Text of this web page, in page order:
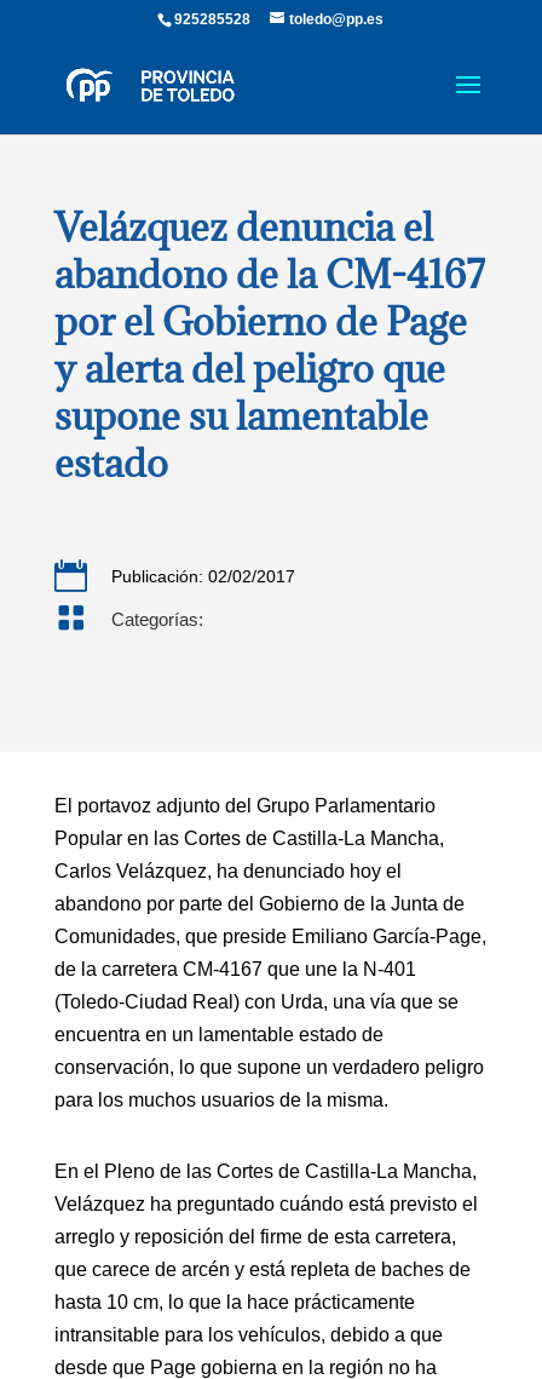
925285528 toledo@pp.es
Velázquez denuncia el
abandono de la CM-4167
por el Gobierno de Page
y alerta del peligro que
supone su lamentable
estado
 Publicación: 02/02/2017
 Categorías:
El portavoz adjunto del Grupo Parlamentario
Popular en las Cortes de Castilla-La Mancha,
Carlos Velázquez, ha denunciado hoy el
abandono por parte del Gobierno de la Junta de
Comunidades, que preside Emiliano García-Page,
de la carretera CM-4167 que une la N-401
(Toledo-Ciudad Real) con Urda, una vía que se
encuentra en un lamentable estado de
conservación, lo que supone un verdadero peligro
para los muchos usuarios de la misma.
En el Pleno de las Cortes de Castilla-La Mancha,
Velázquez ha preguntado cuándo está previsto el
arreglo y reposición del firme de esta carretera,
que carece de arcén y está repleta de baches de
hasta 10 cm, lo que la hace prácticamente
intransitable para los vehículos, debido a que
desde que Page gobierna en la región no ha